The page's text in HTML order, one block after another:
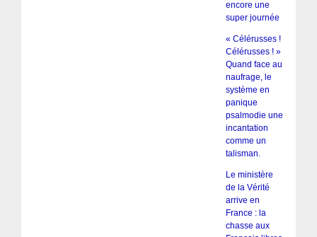
encore une
super journée
« Célérusses !
Célérusses ! »
Quand face au
naufrage, le
système en
panique
psalmodie une
incantation
comme un
talisman.
Le ministère
de la Vérité
arrive en
France : la
chasse aux